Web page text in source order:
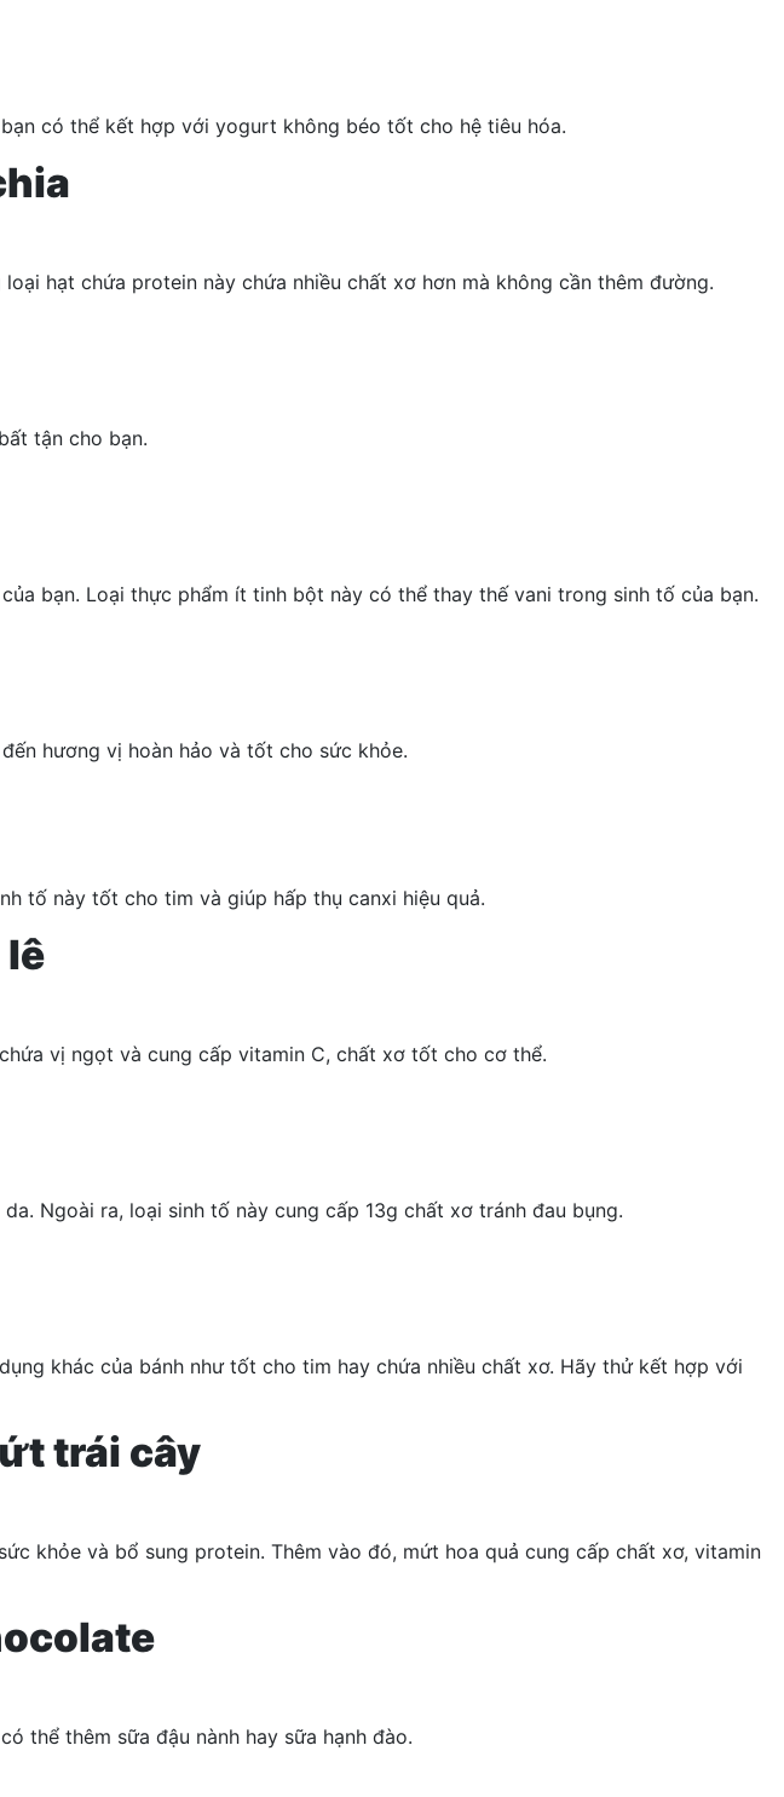
có thể kết hợp với yogurt không béo tốt cho hệ tiêu hóa.
hạt chứa protein này chứa nhiều chất xơ hơn mà không cần thêm đường.
tận cho bạn.
bạn. Loại thực phẩm ít tinh bột này có thể thay thế vani trong sinh tố của bạn.
hương vị hoàn hảo và tốt cho sức khỏe.
tố này tốt cho tim và giúp hấp thụ canxi hiệu quả.
lê
vị ngọt và cung cấp vitamin C, chất xơ tốt cho cơ thể.
Ngoài ra, loại sinh tố này cung cấp 13g chất xơ tránh đau bụng.
khác của bánh như tốt cho tim hay chứa nhiều chất xơ. Hãy thử kết hợp với
trái cây
khỏe và bổ sung protein. Thêm vào đó, mứt hoa quả cung cấp chất xơ, vitamin
thể thêm sữa đậu nành hay sữa hạnh đào.